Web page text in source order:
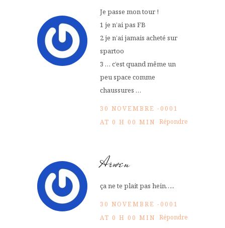
Je passe mon tour !
1 je n’ai pas FB
2 je n’ai jamais acheté sur
spartoo
3 … c’est quand même un
peu space comme
chaussures …
30 NOVEMBRE -0001
AT 0 H 00 MIN Répondre
Arwen
ça ne te plait pas hein…..
30 NOVEMBRE -0001
AT 0 H 00 MIN Répondre